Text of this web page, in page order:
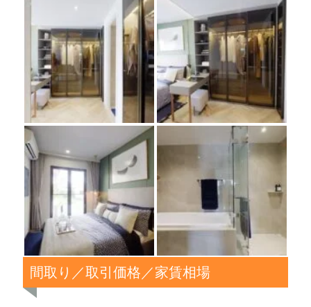
間取り／取引価格／家賃相場